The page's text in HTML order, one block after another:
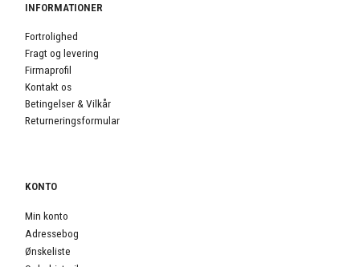
INFORMATIONER
Fortrolighed
Fragt og levering
Firmaprofil
Kontakt os
Betingelser & Vilkår
Returneringsformular
KONTO
Min konto
Adressebog
Ønskeliste